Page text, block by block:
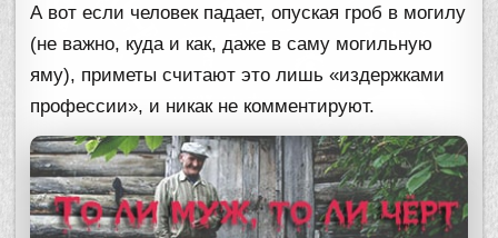
А вот если человек падает, опуская гроб в могилу
(не важно, куда и как, даже в саму могильную
яму), приметы считают это лишь «издержками
профессии», и никак не комментируют.